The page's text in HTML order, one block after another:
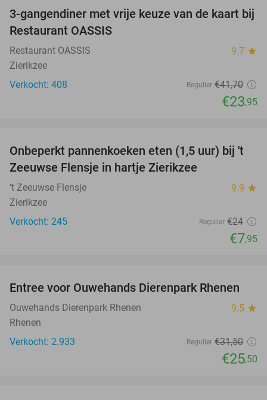
43%
3-gangendiner met vrije keuze van de kaart bij
Restaurant OASSIS
Restaurant OASSIS 9.7 star
Zierikzee
Verkocht: 408
Regulier €41,70
€23,95
67%
Onbeperkt pannenkoeken eten (1,5 uur) bij 't
Zeeuwse Flensje in hartje Zierikzee
‘t Zeeuwse Flensje 9.9 star
Zierikzee
Verkocht: 245
Regulier €24
€7,95
19%
Entree voor Ouwehands Dierenpark Rhenen
Ouwehands Dierenpark Rhenen 9.5 star
Rhenen
Verkocht: 2.933
Regulier €31,50
€25,50